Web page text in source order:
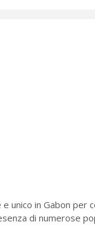
unico in Gabon per
di numerose